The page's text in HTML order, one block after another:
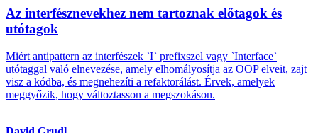
Az interfésznevekhez nem tartoznak előtagok és
utótagok
Miért antipattern az interfészek `I` prefixszel vagy `Interface`
utótaggal való elnevezése, amely elhomályosítja az OOP elveit, zajt
visz a kódba, és megnehezíti a refaktorálást. Érvek, amelyek
meggyőzik, hogy változtasson a megszokáson.